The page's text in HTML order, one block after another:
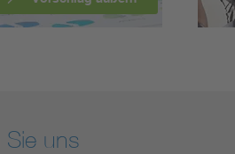
Sie uns